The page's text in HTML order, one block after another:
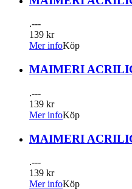
.---
139 kr
Mer infoKöp
MAIMERI
.---
139 kr
Mer infoKöp
MAIMERI
.---
139 kr
Mer infoKöp